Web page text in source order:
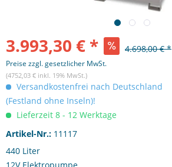
3.993,30 € * 4.698,00 € *
Preise zzgl. gesetzlicher MwSt.
(4752,03 € inkl. 19% MwSt.)
Versandkostenfrei nach Deutschland
(Festland ohne Inseln)!
Lieferzeit 8 - 12 Werktage
Artikel-Nr.: 11117
440 Liter